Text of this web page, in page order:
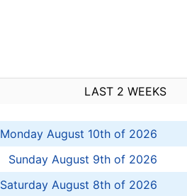
LAST 2 WEEKS
Monday August 10th of 2026
Sunday August 9th of 2026
Saturday August 8th of 2026